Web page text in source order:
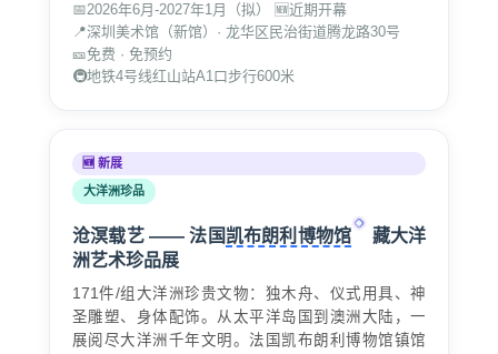
📅2026年6月-2027年1月（拟） 🆕近期开幕
📍深圳美术馆（新馆）· 龙华区民治街道腾龙路30号
🎫免费 · 免预约
🚇地铁4号线红山站A1口步行600米
🆕 新展
大洋洲珍品
沧溟载艺 —— 法国 凯布朗利博物馆
藏大洋
洲艺术珍品展
171件/组大洋洲珍贵文物：独木舟、仪式用具、神
圣雕塑、身体配饰。从太平洋岛国到澳洲大陆，一
展阅尽大洋洲千年文明。法国凯布朗利博物馆镇馆